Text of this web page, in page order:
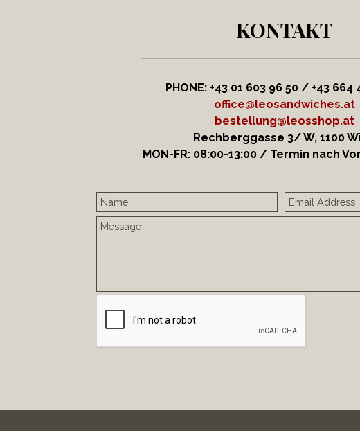
KONTAKT
PHONE: +43 01 603 96 50 / +43 664
office@leosandwiches.at
bestellung@leosshop.at
Rechberggasse 3/ W, 1100
MON-FR: 08:00-13:00 / Termin nach